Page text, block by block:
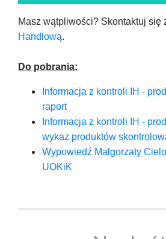
Masz wątpliwości? Skontaktuj się
Handlową.
Do pobrania:
Informacja z kontroli IH -
raport
Informacja z kontroli IH -
wykaz produktów
Wypowiedź Małgorzaty
UOKiK